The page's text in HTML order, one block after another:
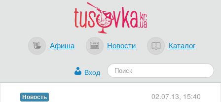
Афиша Новости Каталог
Вход
02.07.13, 15:40
Новость